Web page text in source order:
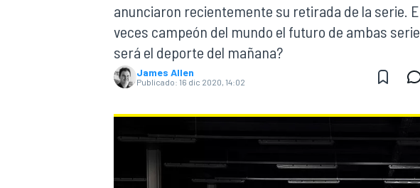
MOTOGP
anunciaron recientemente su retirada de la serie.
veces campeón del mundo el futuro de ambas
será el deporte del mañana?
James Allen
Publicado: 16 dic 2020, 14:02